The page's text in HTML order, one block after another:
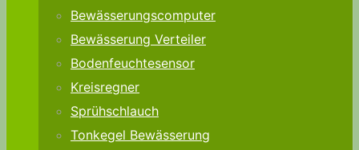
Bewässerungscomputer
Bewässerung Verteiler
Bodenfeuchtesensor
Kreisregner
Sprühschlauch
Tonkegel Bewässerung